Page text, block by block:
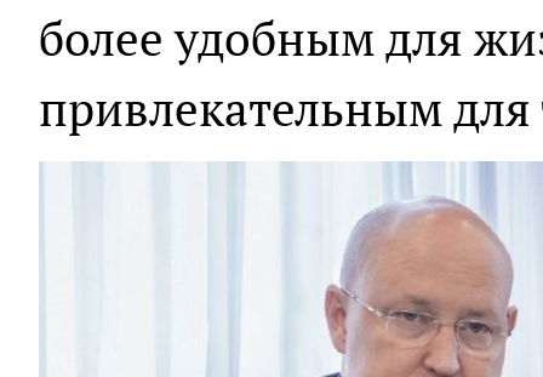
более удобным для
привлекательным для